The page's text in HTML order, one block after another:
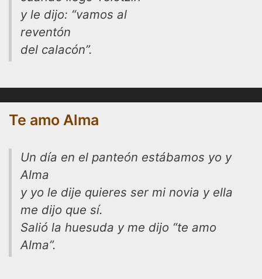
y le dijo: “vamos al
reventón
del calacón”.
Te amo Alma
Un día en el panteón estábamos yo y
Alma
y yo le dije quieres ser mi novia y ella
me dijo que sí.
Salió la huesuda y me dijo “te amo
Alma”.